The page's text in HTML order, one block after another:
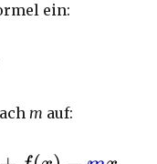
ein:
m auf: